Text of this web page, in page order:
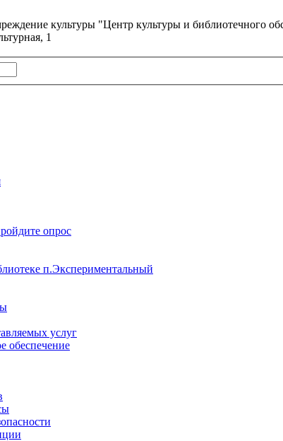
культуры "Центр культуры и библиотечного
1
опрос
п.Экспериментальный
услуг
обеспечение